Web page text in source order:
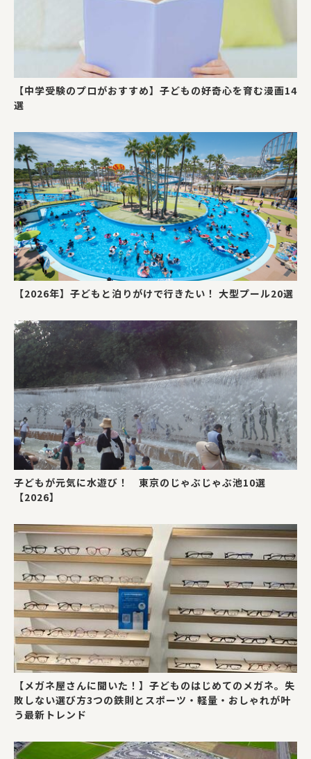
【中学受験のプロがおすすめ】子どもの好奇心を育む漫画14
選
【2026年】子どもと泊りがけで行きたい！ 大型プール20選
子どもが元気に水遊び！ 東京のじゃぶじゃぶ池10選
【2026】
【メガネ屋さんに聞いた！】子どものはじめてのメガネ。失
敗しない選び方3つの鉄則とスポーツ・軽量・おしゃれが叶
う最新トレンド